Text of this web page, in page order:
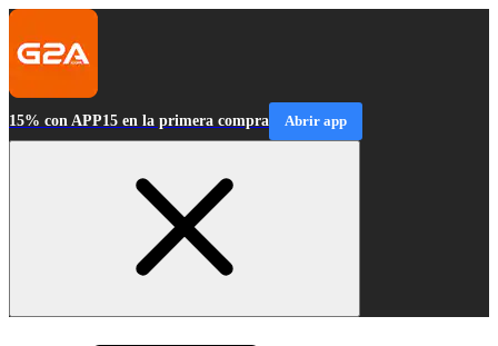
15% con APP15 en la primera compra Abrir app